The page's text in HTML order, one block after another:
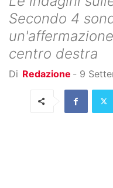
Secondo 4
centro destra
Di Redazione - 9